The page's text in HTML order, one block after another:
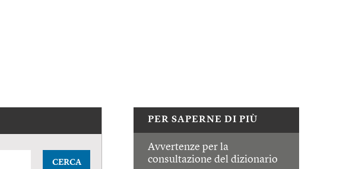
PER SAPERNE DI PIÙ
Avvertenze per la
consultazione del dizionario
CERCA